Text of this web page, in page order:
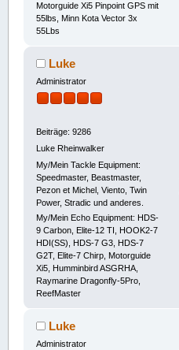
Motorguide Xi5 Pinpoint GPS mit
55lbs, Minn Kota Vector 3x
55Lbs
Luke
Administrator
Beiträge: 9286
Luke Rheinwalker
My/Mein Tackle Equipment:
Speedmaster, Beastmaster,
Pezon et Michel, Viento, Twin
Power, Stradic und anderes.
My/Mein Echo Equipment: HDS-
9 Carbon, Elite-12 TI, HOOK2-7
HDI(SS), HDS-7 G3, HDS-7
G2T, Elite-7 Chirp, Motorguide
Xi5, Humminbird ASGRHA,
Raymarine Dragonfly-5Pro,
ReefMaster
Luke
Administrator